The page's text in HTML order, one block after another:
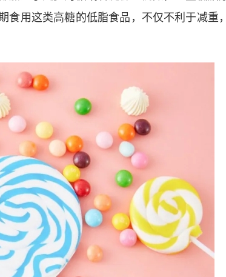
用这类高糖的低脂食品，不仅不利于减重，